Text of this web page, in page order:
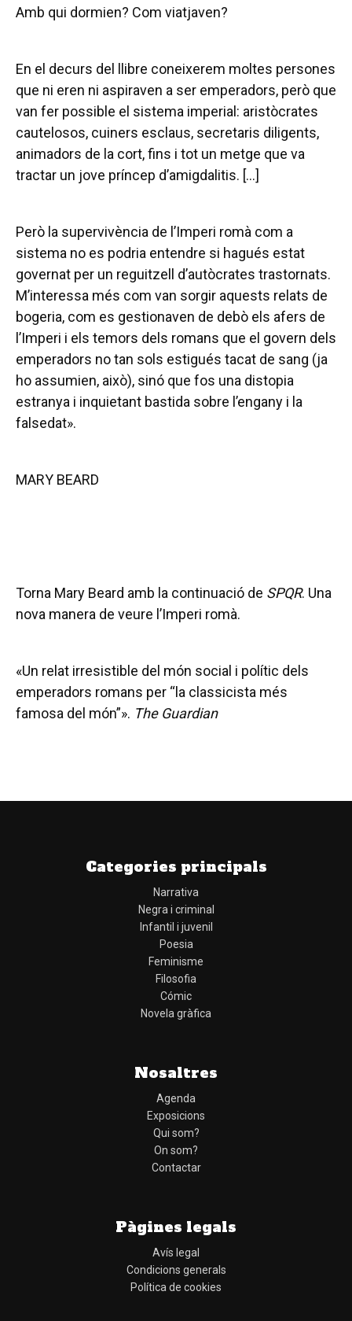
Amb qui dormien? Com viatjaven?
En el decurs del llibre coneixerem moltes persones
que ni eren ni aspiraven a ser emperadors, però que
van fer possible el sistema imperial: aristòcrates
cautelosos, cuiners esclaus, secretaris diligents,
animadors de la cort, fins i tot un metge que va
tractar un jove príncep d’amigdalitis. [...]
Però la supervivència de l’Imperi romà com a
sistema no es podria entendre si hagués estat
governat per un reguitzell d’autòcrates trastornats.
M’interessa més com van sorgir aquests relats de
bogeria, com es gestionaven de debò els afers de
l’Imperi i els temors dels romans que el govern dels
emperadors no tan sols estigués tacat de sang (ja
ho assumien, això), sinó que fos una distopia
estranya i inquietant bastida sobre l’engany i la
falsedat».
MARY BEARD
Torna Mary Beard amb la continuació de SPQR. Una
nova manera de veure l’Imperi romà.
«Un relat irresistible del món social i polític dels
emperadors romans per “la classicista més
famosa del món”». The Guardian
Categories principals
Narrativa
Negra i criminal
Infantil i juvenil
Poesia
Feminisme
Filosofia
Cómic
Novela gràfica
Nosaltres
Agenda
Exposicions
Qui som?
On som?
Contactar
Pàgines legals
Avís legal
Condicions generals
Política de cookies